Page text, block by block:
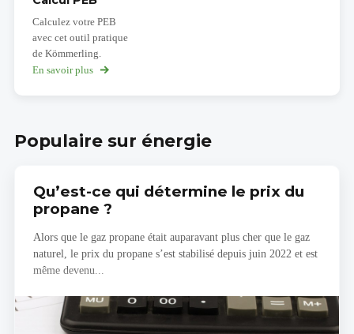
Calculez votre PEB
avec cet outil pratique
de Kömmerling.
En savoir plus
sur
Populaire sur énergie
Qu’est-ce qui détermine le prix du
propane ?
Alors que le gaz propane était auparavant plus cher que le gaz
naturel, le prix du propane s’est stabilisé depuis juin 2022 et est
même devenu...